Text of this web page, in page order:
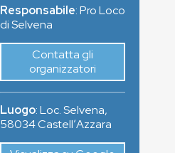
Responsabile: Pro Loco
di Selvena
Contatta gli
organizzatori
Luogo:Loc. Selvena,
58034CastellʼAzzara